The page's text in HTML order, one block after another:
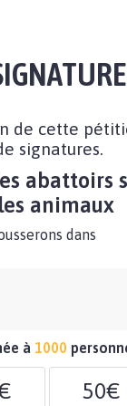
de cette
signatures.
abattoirs
animaux
dans
à 1000
50€